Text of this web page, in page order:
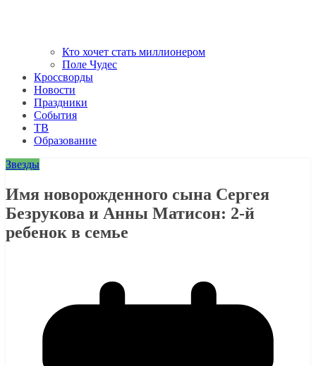
Кто хочет стать миллионером
Поле Чудес
Кроссворды
Новости
Праздники
События
ТВ
Образование
Звезды
Имя новорожденного сына Сергея
Безрукова и Анны Матисон: 2-й
ребенок в семье